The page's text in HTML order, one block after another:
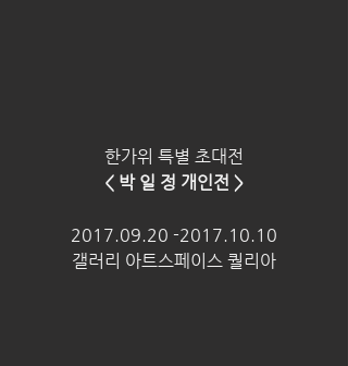
한가위 특별 초대전
< 박 일 정 개인전 >
2017.09.20 -2017.10.10
갤러리 아트스페이스 퀄리아